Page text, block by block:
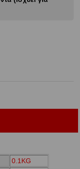
0.1KG